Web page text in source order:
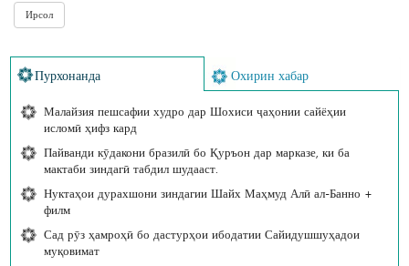
Пурхонанда Охирин хабар
Малайзия пешсафии худро дар Шохиси ҷаҳонии сайёҳии
исломӣ ҳифз кард
Пайванди кӯдакони бразилӣ бо Қуръон дар марказе, ки ба
мактаби зиндагӣ табдил шудааст.
Нуктаҳои дурахшони зиндагии Шайх Маҳмуд Алӣ ал-Банно +
филм
Сад рӯз ҳамроҳӣ бо дастурҳои ибодатии Сайидушшуҳадои
муқовимат